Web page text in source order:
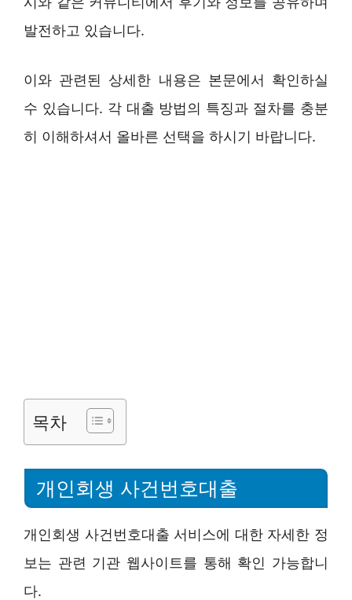
발전하고 있습니다.
이와 관련된 상세한 내용은 본문에서 확인하실
수 있습니다. 각 대출 방법의 특징과 절차를 충분
히 이해하셔서 올바른 선택을 하시기 바랍니다.
목차
개인회생 사건번호대출
개인회생 사건번호대출 서비스에 대한 자세한 정
보는 관련 기관 웹사이트를 통해 확인 가능합니
다.